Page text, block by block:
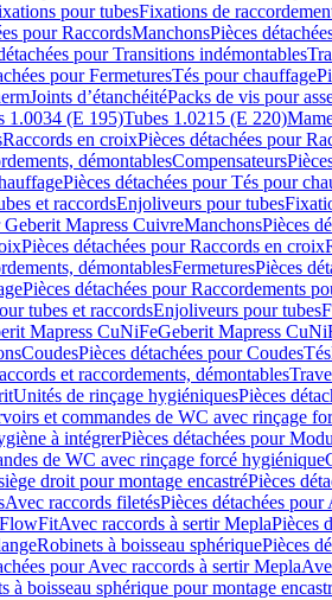
pour tubesFixations de
pour RaccordsManchonsPièces
pour Transitions indémontables
pour FermeturesTés pour chauffage
Joints d’étanchéitéPacks de vis pour
1.0034 (E 195)Tubes 1.0215 (E 220)
Raccords en croixPièces détachées pour
démontablesCompensateurs
Pièces détachées pour Tés pour
et raccordsEnjoliveurs pour tubes
Geberit Mapress CuivreManchonsPièces
Pièces détachées pour Raccords en croix
démontablesFermeturesPièces
Pièces détachées pour Raccordements
tubes et raccordsEnjoliveurs pour tubes
Mapress CuNiFeGeberit Mapress
CoudesPièces détachées pour CoudesTés
et raccordements, démontables
Unités de rinçage hygiéniquesPièces
et commandes de WC avec rinçage
à intégrerPièces détachées pour
de WC avec rinçage forcé hygiénique
droit pour montage encastréPièces
Avec raccords filetésPièces détachées
FlowFitAvec raccords à sertir MeplaPièces
Robinets à boisseau sphériquePièces
pour Avec raccords à sertir Mepla
à boisseau sphérique pour montage